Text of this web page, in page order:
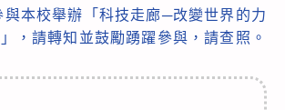
與本校舉辦「科技走廊─改變世界的力
，請轉知並鼓勵踴躍參與，請查照。